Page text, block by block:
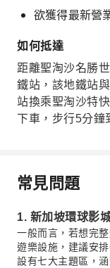
欲獲得最新營
如何抵達
距離聖淘沙名勝
鐵站，該地鐵站
站換乘聖淘沙特
下車，步行5分鐘
常見問題
1. 新加坡環球影
一般而言，若想完
遊樂設施，建議安
設有七大主題區，